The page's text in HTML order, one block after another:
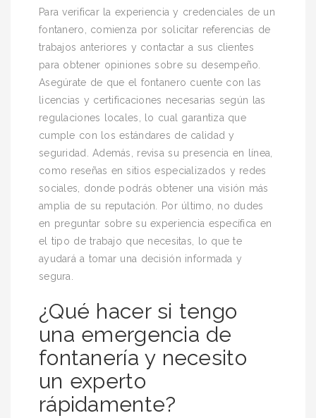
Para verificar la experiencia y credenciales de un
fontanero, comienza por solicitar referencias de
trabajos anteriores y contactar a sus clientes
para obtener opiniones sobre su desempeño.
Asegúrate de que el fontanero cuente con las
licencias y certificaciones necesarias según las
regulaciones locales, lo cual garantiza que
cumple con los estándares de calidad y
seguridad. Además, revisa su presencia en línea,
como reseñas en sitios especializados y redes
sociales, donde podrás obtener una visión más
amplia de su reputación. Por último, no dudes
en preguntar sobre su experiencia específica en
el tipo de trabajo que necesitas, lo que te
ayudará a tomar una decisión informada y
segura.
¿Qué hacer si tengo
una emergencia de
fontanería y necesito
un experto
rápidamente?